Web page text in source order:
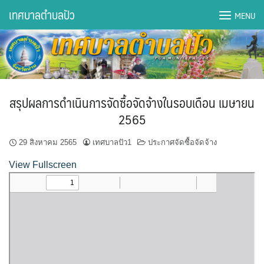
content
DWQA Ask Question
DWQA Questions
กองการศึกษา
กองคลัง
กองช่าง
เทศบาลตำบลปัว MENU
สรุปผลการดำเนินการจัดซื้อจัดจ้างในรอบเดือน เมษายน
2565
29 สิงหาคม 2565 เทศบาลปัว1 ประกาศจัดซื้อจัดจ้าง
View Fullscreen